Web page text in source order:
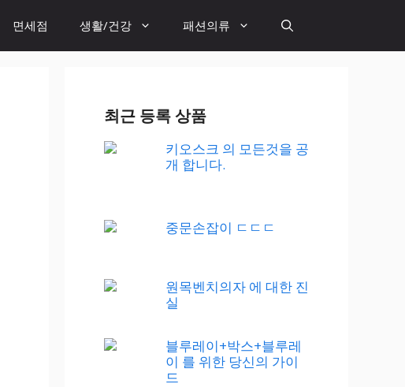
면세점 생활/건강 패션의류
최근 등록 상품
키오스크 의 모든것을 공
개 합니다.
중문손잡이 ㄷㄷㄷ
원목벤치의자 에 대한 진
실
블루레이+박스+블루레
이 를 위한 당신의 가이
드